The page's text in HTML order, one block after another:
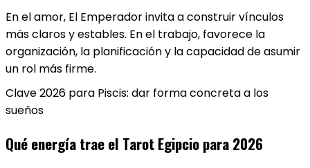
En el amor, El Emperador invita a construir vínculos
más claros y estables. En el trabajo, favorece la
organización, la planificación y la capacidad de asumir
un rol más firme.
Clave 2026 para Piscis: dar forma concreta a los
sueños
Qué energía trae el Tarot Egipcio para 2026